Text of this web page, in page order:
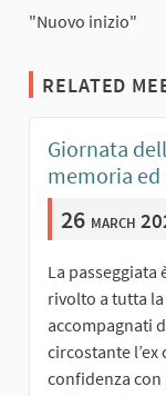
"Nuovo inizio"
RELATED
Giornata
memoria
26 march
La
rivolto a tutta
accompagnati
circostante
confidenza con